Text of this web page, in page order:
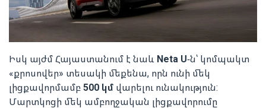
Իսկ այժմ Հայաստանում է նաև Neta U-ն՝ կոմպակտ
«քրոսովեր» տեսակի մեքենա, որն ունի մեկ
լիցքավորմամբ500 կմ վարելու ունակություն:
Մարտկոցի մեկ ամբողջական լիցքավորումը